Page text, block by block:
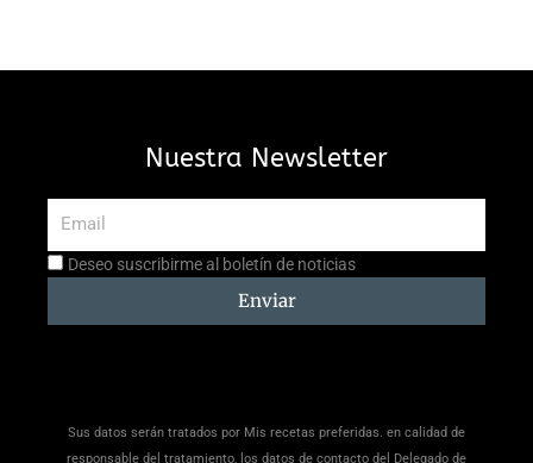
Nuestra Newsletter
Aceptación
Deseo suscribirme al boletín de noticias
Enviar
Sus datos serán tratados por Mis recetas preferidas. en calidad de
responsable del tratamiento, los datos de contacto del Delegado de